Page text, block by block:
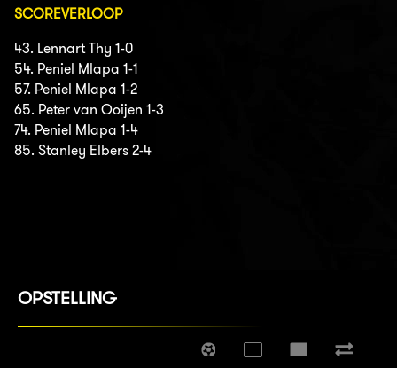
SCOREVERLOOP
43. Lennart Thy 1-0
54. Peniel Mlapa 1-1
57. Peniel Mlapa 1-2
65. Peter van Ooijen 1-3
74. Peniel Mlapa 1-4
85. Stanley Elbers 2-4
OPSTELLING